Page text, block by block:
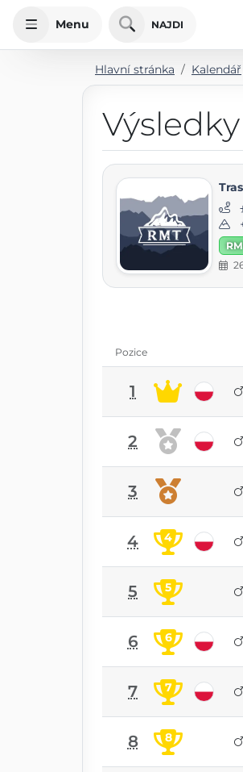
Menu NAJDI
Hlavní stránka Kalendář
Pozice
1
2
3
4 4
5 5
6 6
7 7
8 8